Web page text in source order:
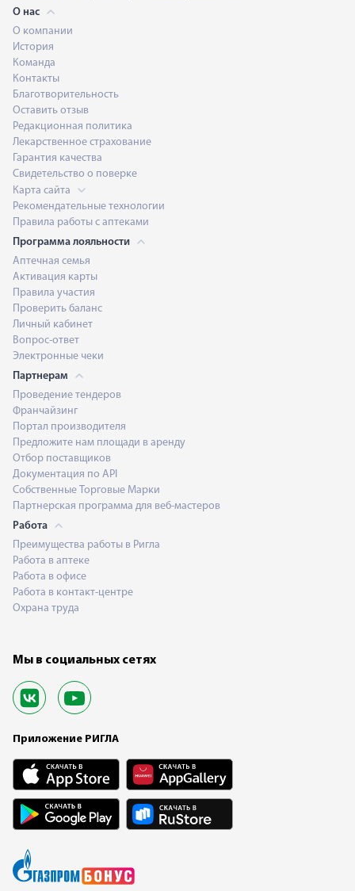
О нас
О компании
История
Команда
Контакты
Благотворительность
Оставить отзыв
Редакционная политика
Лекарственное страхование
Гарантия качества
Свидетельство о поверке
Карта сайта
Рекомендательные технологии
Правила работы с аптеками
Программа лояльности
Аптечная семья
Активация карты
Правила участия
Проверить баланс
Личный кабинет
Вопрос-ответ
Электронные чеки
Партнерам
Проведение тендеров
Франчайзинг
Портал производителя
Предложите нам площади в аренду
Отбор поставщиков
Документация по API
Собственные Торговые Марки
Партнерская программа для веб-мастеров
Работа
Преимущества работы в Ригла
Работа в аптеке
Работа в офисе
Работа в контакт-центре
Охрана труда
Мы в социальных сетях
Приложение РИГЛА